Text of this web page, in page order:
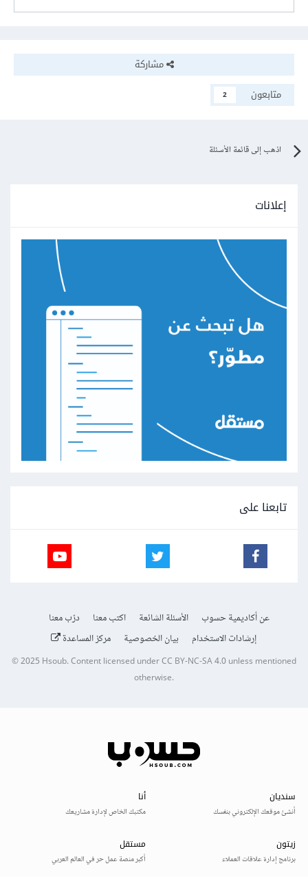
مشاركة
متابعون
2
اذهب إلى قائمة الأسئلة
إعلانات
تابعنا على
عن أكاديمية حسوب الأسئلة الشائعة اكتب معنا
درّب معنا
إرشادات الاستخدام
بيان الخصوصية مركز المساعدة
© 2025Hsoub.Content licensed underCC BY-NC-SA 4.0unless mentioned
otherwise.